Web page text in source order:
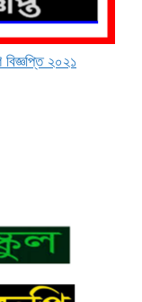
বিজ্ঞপ্তি ২০২১